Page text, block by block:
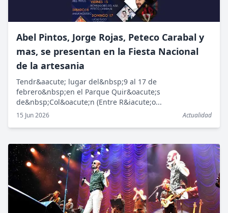
Abel Pintos, Jorge Rojas, Peteco Carabal y
mas, se presentan en la Fiesta Nacional
de la artesania
Tendr&aacute; lugar del&nbsp;9 al 17 de
febrero&nbsp;en el Parque Quir&oacute;s
de&nbsp;Col&oacute;n (Entre R&iacute;o...
15 Jun 2026 Actualidad